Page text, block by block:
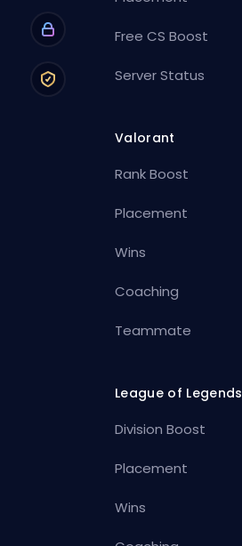
Free CS Boost
Server Status
Valorant
Rank Boost
Placement
Wins
Coaching
Teammate
League of Legends
Division Boost
Placement
Wins